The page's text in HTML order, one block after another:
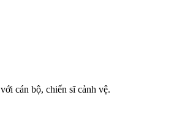
cán bộ, chiến sĩ cảnh vệ.